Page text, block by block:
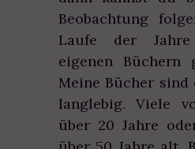
Beobachtung
Laufe der
eigenen Büchern
Meine Bücher
langlebig. Viele
über 20 Jahre